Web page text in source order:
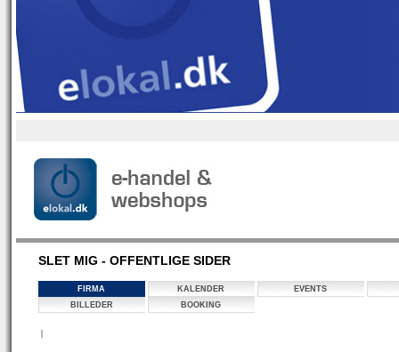
SLET MIG - OFFENTLIGE SIDER
FIRMA KALENDER
EVENTS
BILLEDER
BOOKING
|